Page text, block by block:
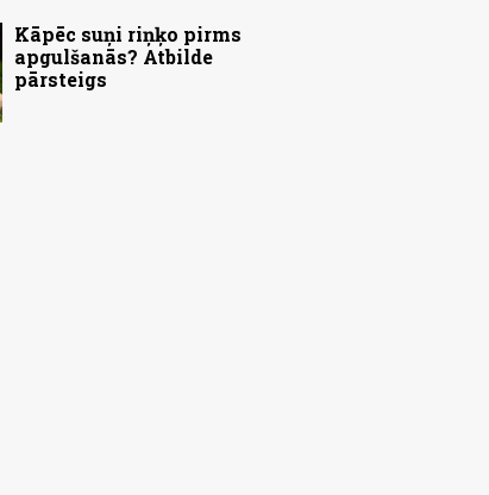
Kāpēc suņi riņķo pirms
apgulšanās? Atbilde
pārsteigs